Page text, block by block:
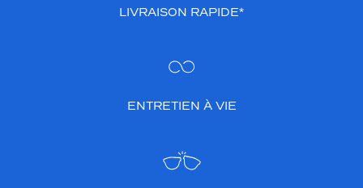
LIVRAISON RAPIDE*
ENTRETIEN À VIE